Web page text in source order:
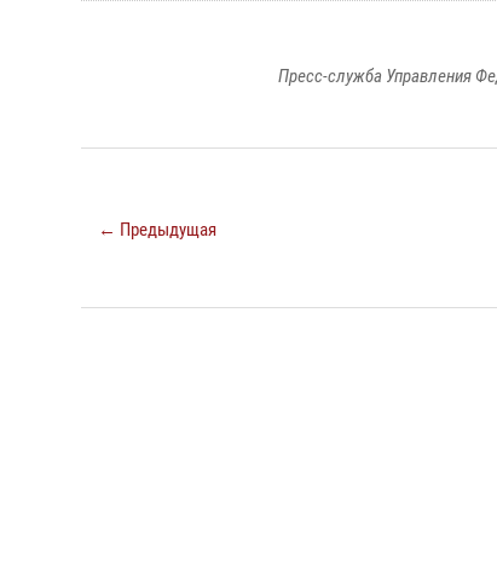
Пресс-служба Управления
← Предыдущая